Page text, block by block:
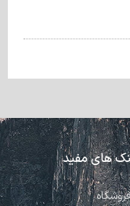
های مفید
فروشگاه